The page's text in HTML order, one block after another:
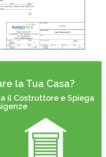
la Tua Casa?
il Costruttore e Spiega